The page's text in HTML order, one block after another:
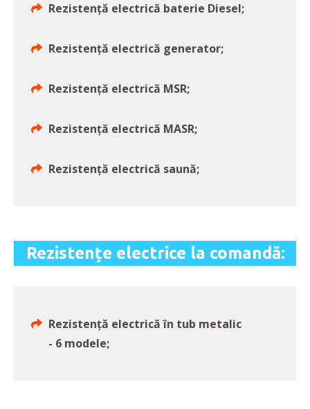
Rezistență electrică baterie Diesel;
Rezistență electrică generator;
Rezistență electrică MSR;
Rezistență electrică MASR;
Rezistență electrică saună;
Rezistențe electrice la comandă:
Rezistență electrică în tub metalic
- 6 modele;